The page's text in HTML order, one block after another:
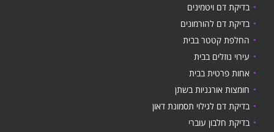
בדיקת דם ויטמינים
בדיקת דם להורמונים
החלפת קטטר בבית
עירוי נוזלים בבית
אחות פרטית בבית
חומצות אורגניות בשתן
בדיקת דם לגילוי תסמונת דאון
בדיקת חלבון עוברי